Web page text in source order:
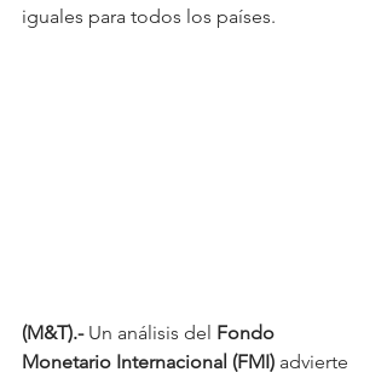
iguales para todos los países.
(M&T).- Un análisis del Fondo
Monetario Internacional (FMI) advierte